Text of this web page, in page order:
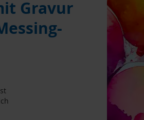
Gravur